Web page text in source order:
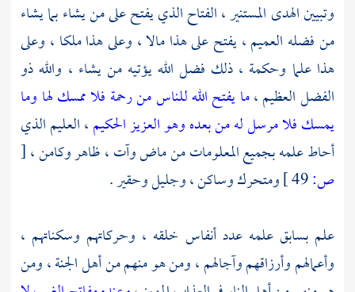
وتبيين الهدى المستنير ، الفتاح الذي يفتح على من يشاء بما يشاء
من فضله العميم ، يفتح على هذا مالا ، وعلى هذا ملكا ، وعلى
هذا علما وحكمة ، ذلك فضل الله يؤتيه من يشاء ، والله ذو
الفضل العظيم ،ما يفتح الله للناس من رحمة فلا ممسك لها وما
يمسك فلا مرسل له من بعده وهو العزيز الحكيم، العليم الذي
أحاط علمه بجميع المعلومات من ماض وآت ، ظاهر وكامن ،[
ص:
ومتحرك وساكن ، وجليل وحقير .
علم بسابق علمه عدد أنفاس خلقه ، وحركاتهم وسكناتهم ،
وأعمالهم وأرزاقهم وآجالهم ، ومن هو منهم من أهل الجنة ، ومن